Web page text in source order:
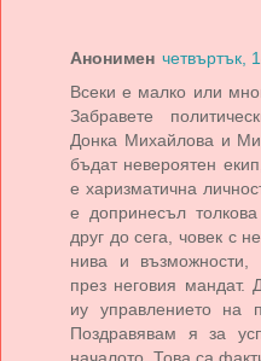
Анонимен четвъртък,
Всеки е малко или
Забравете
Донка Михайлова и
бъдат невероятен
е харизматична
е допринесъл
друг до сега, човек с
нива и възможности,
през неговия мандат.
иу управлението на
Поздравявам я за